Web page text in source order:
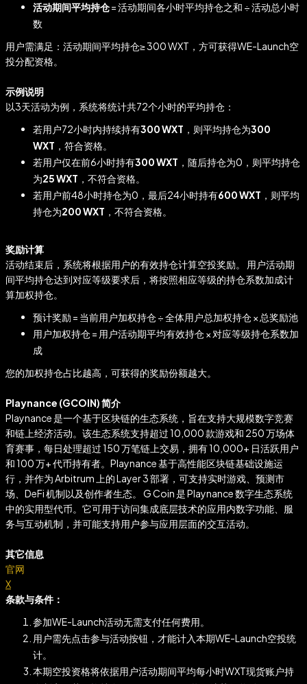
活动期间平均持仓= 活动期间各小时平均持仓之和 ÷ 活动总小时
数
用户需满足：活动期间平均持仓≥ 300 WXT，方可获得WE-Launch空
投分配资格。
示例说明
以3天活动为例，系统将统计共72个小时的平均持仓：
若用户72小时内持续持有300 WXT ，则平均持仓为300
WXT ，符合资格。
若用户仅在前6小时持有300 WXT ，随后持仓为0，则平均持仓
为25 WXT ，不符合资格。
若用户前48小时持仓为0，最后24小时持有600 WXT ，则平均
持仓为200 WXT ，不符合资格。
奖励计算
活动结束后，系统将根据用户的有效持仓计算空投奖励。 用户活动期
间平均持仓达到对应等级要求后，将按照相应等级的持仓系数加成计
算加权持仓。
预计奖励 = 当前用户加权持仓 ÷ 全体用户总加权持仓 × 总奖励池
用户加权持仓 = 用户活动期平均有效持仓 × 对应等级持仓系数加
成
您的加权持仓占比越高，可获得的奖励份额越大。
Playnance (GCOIN) 简介
Playnance 是一个基于区块链的生态系统，旨在支持大规模数字竞赛
和链上经济活动。该生态系统支持超过 10,000 款游戏和 250 万场体
育赛事，每日处理超过 150 万笔链上交易，拥有 10,000+ 日活跃用户
和 100 万+ 代币持有者。Playnance 基于高性能区块链基础设施运
行，并作为 Arbitrum 上的 Layer 3 部署，可支持实时游戏、预测市
场、DeFi 机制以及创作者生态。 G Coin 是 Playnance 数字生态系统
中的实用型代币。它可用于访问集成底层技术的应用内数字功能、服
务与互动机制，并可能支持用户参与应用层面的交互活动。
其它信息
官网
X
条款与条件：
参加WE-Launch活动无需支付任何费用。
用户需先点击参与活动按钮，才能计入本期WE-Launch空投统
计。
本期空投资格将依据用户活动期间平均每小时WXT现货账户持